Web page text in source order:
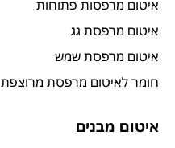
איטום מרפסות פתוחות
איטום מרפסת גג
איטום מרפסת שמש
חומר לאיטום מרפסת מרוצפת
איטום מבנים